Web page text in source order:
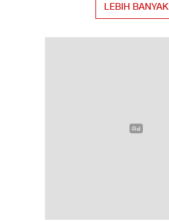
LEBIH BANYAK